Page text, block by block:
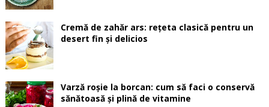
Cremă de zahăr ars: rețeta clasică pentru un
desert fin și delicios
Varză roșie la borcan: cum să faci o conservă
sănătoasă și plină de vitamine